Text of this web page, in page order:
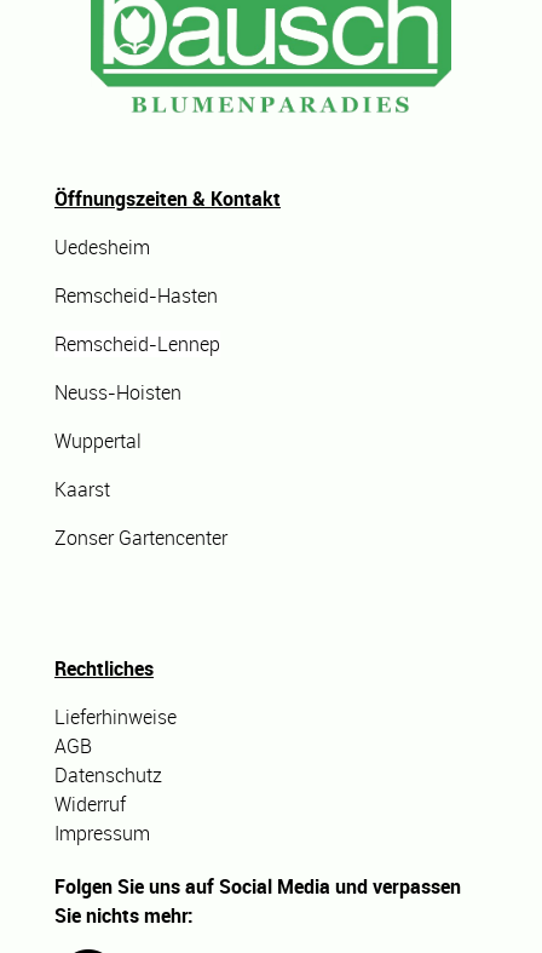
Öffnungszeiten & Kontakt
Uedesheim
Remscheid-Hasten
Remscheid-Lennep
Neuss-Hoisten
Wuppertal
Kaarst
Zonser Gartencenter
Rechtliches
Lieferhinweise
AGB
Datenschutz
Widerruf
Impressum
Folgen Sie uns auf Social Media und verpassen
Sie nichts mehr: